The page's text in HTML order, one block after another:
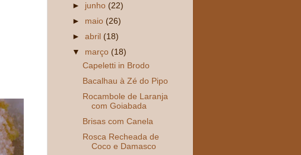
► junho (22)
► maio (26)
►abril (18)
▼ março (18)
Capeletti in Brodo
Bacalhau à Zé do Pipo
Rocambole de Laranja
com Goiabada
Brisas com Canela
Rosca Recheada de
Coco e Damasco